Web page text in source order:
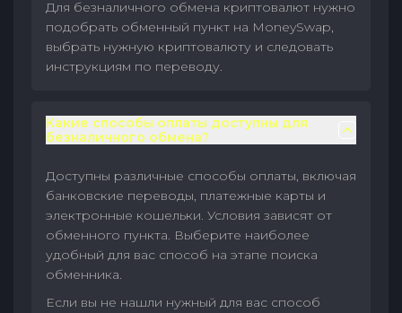
Для безналичного обмена криптовалют нужно
подобрать обменный пункт на MoneySwap,
выбрать нужную криптовалюту и следовать
инструкциям по переводу.
Какие способы оплаты доступны для
безналичного обмена?
Доступны различные способы оплаты, включая
банковские переводы, платежные карты и
электронные кошельки. Условия зависят от
обменного пункта. Выберите наиболее
удобный для вас способ на этапе поиска
обменника.
Если вы не нашли нужный для вас способ